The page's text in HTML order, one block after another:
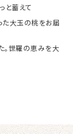
と蓄えて
た大玉の桃をお届
。世羅の恵みを大